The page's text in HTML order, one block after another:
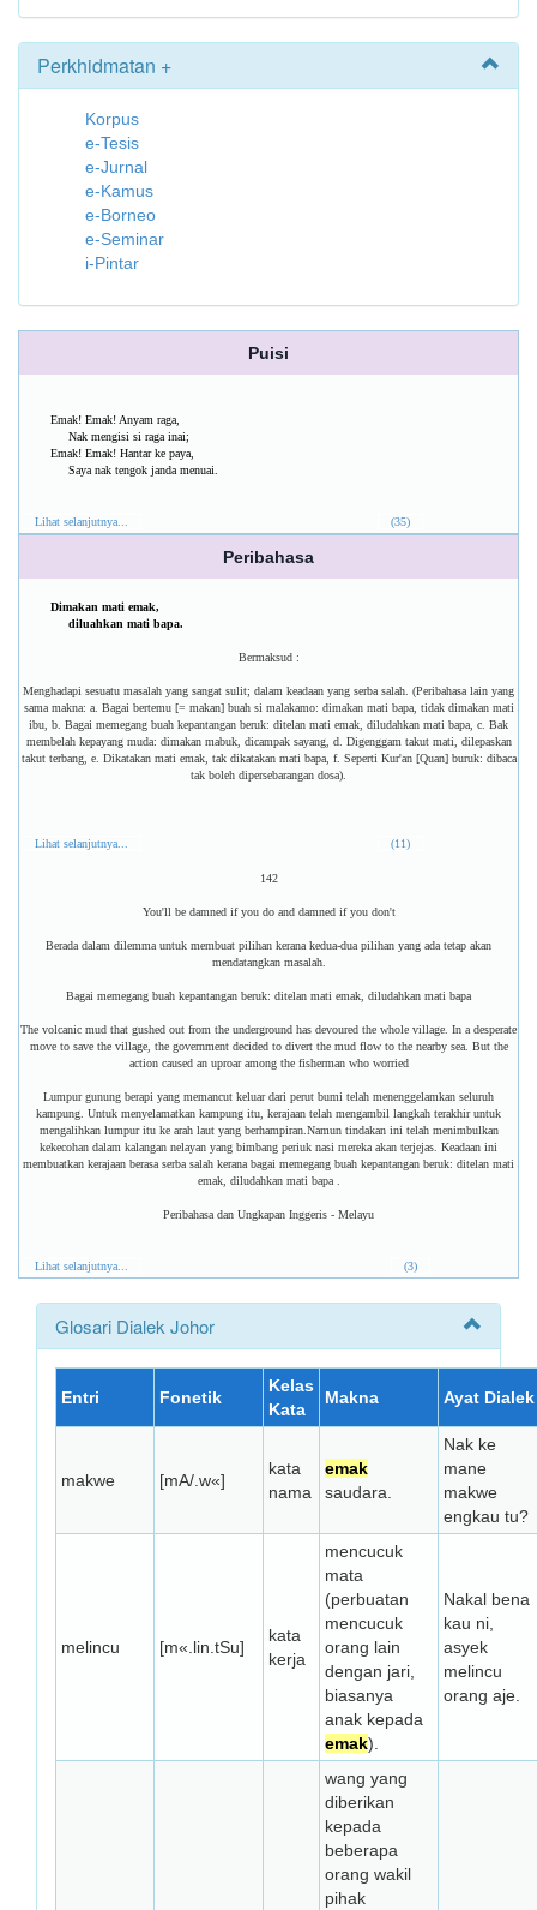
Perkhidmatan +
Korpus
e-Tesis
e-Jurnal
e-Kamus
e-Borneo
e-Seminar
i-Pintar
Puisi
Emak! Emak! Anyam raga,
Nak mengisi si raga inai;
Emak! Emak! Hantar ke paya,
Saya nak tengok janda menuai.
Lihat selanjutnya... (35)
Peribahasa
Dimakan mati emak,
diluahkan mati bapa.
Bermaksud :
Menghadapi sesuatu masalah yang sangat sulit; dalam keadaan yang serba salah. (Peribahasa lain yang
sama makna: a. Bagai bertemu [= makan] buah si malakamo: dimakan mati bapa, tidak dimakan mati
ibu, b. Bagai memegang buah kepantangan beruk: ditelan mati emak, diludahkan mati bapa, c. Bak
membelah kepayang muda: dimakan mabuk, dicampak sayang, d. Digenggam takut mati, dilepaskan
takut terbang, e. Dikatakan mati emak, tak dikatakan mati bapa, f. Seperti Kur'an [Quan] buruk: dibaca
tak boleh dipersebarangan dosa).
Lihat selanjutnya... (11)
142
You'll be damned if you do and damned if you don't
Berada dalam dilemma untuk membuat pilihan kerana kedua-dua pilihan yang ada tetap akan
mendatangkan masalah.
Bagai memegang buah kepantangan beruk: ditelan mati emak, diludahkan mati bapa
The volcanic mud that gushed out from the underground has devoured the whole village. In a desperate
move to save the village, the government decided to divert the mud flow to the nearby sea. But the
action caused an uproar among the fisherman who worried
Lumpur gunung berapi yang memancut keluar dari perut bumi telah menenggelamkan seluruh
kampung. Untuk menyelamatkan kampung itu, kerajaan telah mengambil langkah terakhir untuk
mengalihkan lumpur itu ke arah laut yang berhampiran.Namun tindakan ini telah menimbulkan
kekecohan dalam kalangan nelayan yang bimbang periuk nasi mereka akan terjejas. Keadaan ini
membuatkan kerajaan berasa serba salah kerana bagai memegang buah kepantangan beruk: ditelan mati
emak, diludahkan mati bapa .
Peribahasa dan Ungkapan Inggeris - Melayu
Lihat selanjutnya... (3)
Glosari Dialek Johor
Entri Fonetik
Kelas
Kata
Makna Ayat Dialek
makwe [mA/.w«]
kata
nama
emak
saudara.
Nak ke
mane
makwe
engkau tu?
melincu [m«.lin.tSu]
kata
kerja
mencucuk
mata
(perbuatan
mencucuk
orang lain
dengan jari,
biasanya
anak kepada
emak).
Nakal bena
kau ni,
asyek
melincu
orang aje.
wang yang
diberikan
kepada
beberapa
orang wakil
pihak